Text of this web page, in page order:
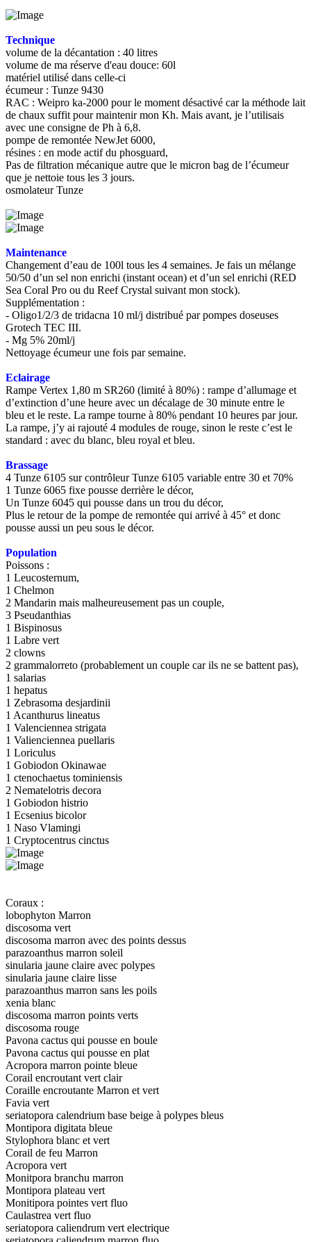
Technique
volume de la décantation : 40 litres
volume de ma réserve d'eau douce: 60l
matériel utilisé dans celle-ci
écumeur : Tunze 9430
RAC : Weipro ka-2000 pour le moment désactivé car la méthode lait
de chaux suffit pour maintenir mon Kh. Mais avant, je l’utilisais
avec une consigne de Ph à 6,8.
pompe de remontée NewJet 6000,
résines : en mode actif du phosguard,
Pas de filtration mécanique autre que le micron bag de l’écumeur
que je nettoie tous les 3 jours.
osmolateur Tunze
Maintenance
Changement d’eau de 100l tous les 4 semaines. Je fais un mélange
50/50 d’un sel non enrichi (instant ocean) et d’un sel enrichi (RED
Sea Coral Pro ou du Reef Crystal suivant mon stock).
Supplémentation :
- Oligo1/2/3 de tridacna 10 ml/j distribué par pompes doseuses
Grotech TEC III.
- Mg 5% 20ml/j
Nettoyage écumeur une fois par semaine.
Eclairage
Rampe Vertex 1,80 m SR260 (limité à 80%) : rampe d’allumage et
d’extinction d’une heure avec un décalage de 30 minute entre le
bleu et le reste. La rampe tourne à 80% pendant 10 heures par jour.
La rampe, j’y ai rajouté 4 modules de rouge, sinon le reste c’est le
standard : avec du blanc, bleu royal et bleu.
Brassage
4 Tunze 6105 sur contrôleur Tunze 6105 variable entre 30 et 70%
1 Tunze 6065 fixe pousse derrière le décor,
Un Tunze 6045 qui pousse dans un trou du décor,
Plus le retour de la pompe de remontée qui arrivé à 45° et donc
pousse aussi un peu sous le décor.
Population
Poissons :
1 Leucosternum,
1 Chelmon
2 Mandarin mais malheureusement pas un couple,
3 Pseudanthias
1 Bispinosus
1 Labre vert
2 clowns
2 grammalorreto (probablement un couple car ils ne se battent pas),
1 salarias
1 hepatus
1 Zebrasoma desjardinii
1 Acanthurus lineatus
1 Valenciennea strigata
1 Valienciennea puellaris
1 Loriculus
1 Gobiodon Okinawae
1 ctenochaetus tominiensis
2 Nematelotris decora
1 Gobiodon histrio
1 Ecsenius bicolor
1 Naso Vlamingi
1 Cryptocentrus cinctus
Coraux :
lobophyton Marron
discosoma vert
discosoma marron avec des points dessus
parazoanthus marron soleil
sinularia jaune claire avec polypes
sinularia jaune claire lisse
parazoanthus marron sans les poils
xenia blanc
discosoma marron points verts
discosoma rouge
Pavona cactus qui pousse en boule
Pavona cactus qui pousse en plat
Acropora marron pointe bleue
Corail encroutant vert clair
Coraille encroutante Marron et vert
Favia vert
seriatopora calendrium base beige à polypes bleus
Montipora digitata bleue
Stylophora blanc et vert
Corail de feu Marron
Acropora vert
Monitpora branchu marron
Montipora plateau vert
Monitipora pointes vert fluo
Caulastrea vert fluo
seriatopora caliendrum vert electrique